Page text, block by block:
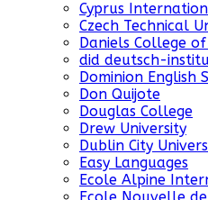
Cyprus
Czech Technical
Daniels College of
did deutsch-
Dominion English
Don Quijote
Douglas College
Drew University
Dublin City
Easy Languages
Ecole Alpine